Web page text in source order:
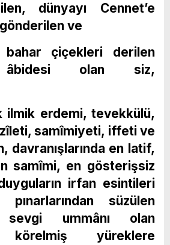
dünyayı Cennet’e
ve
bahar çiçekleri derilen
âbidesi olan siz,
ilmik erdemi, tevekkülü,
samîmiyeti, iffeti ve
davranışlarında en latif,
samîmi, en gösterişsiz
irfan esintileri
süzülen
ummânı olan
körelmiş yüreklere